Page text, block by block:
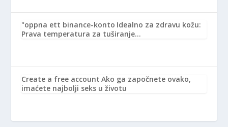
"oppna ett binance-konto Idealno za zdravu kožu:
Prava temperatura za tuširanje…
Create a free account Ako ga započnete ovako,
imaćete najbolji seks u životu